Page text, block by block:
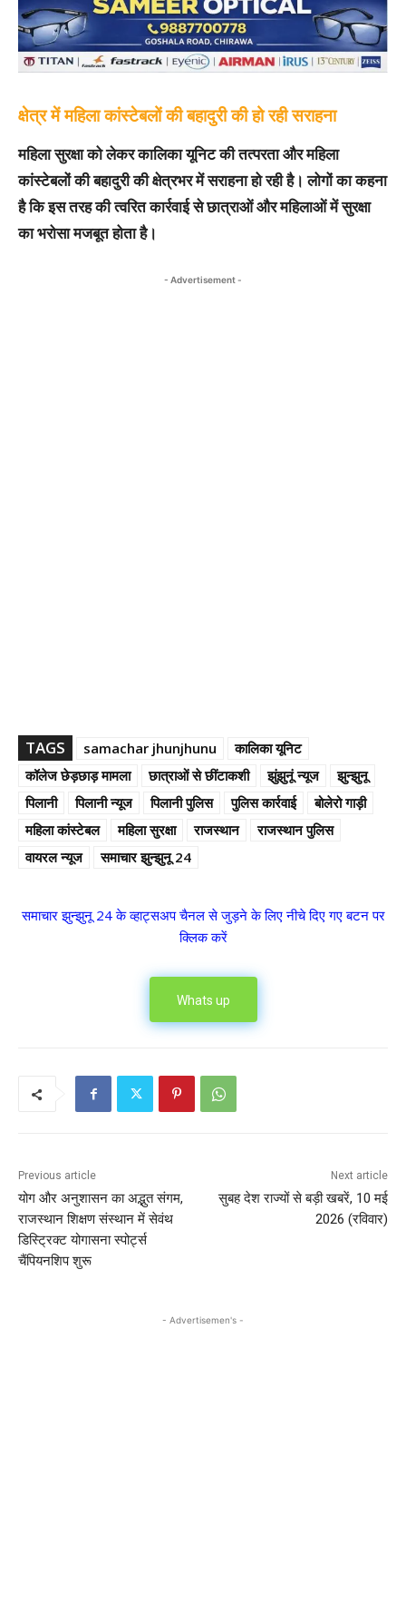
क्षेत्र में महिला कांस्टेबलों की बहादुरी की हो रही सराहना
महिला सुरक्षा को लेकर कालिका यूनिट की तत्परता और महिला
कांस्टेबलों की बहादुरी की क्षेत्रभर में सराहना हो रही है। लोगों का कहना
है कि इस तरह की त्वरित कार्रवाई से छात्राओं और महिलाओं में सुरक्षा
का भरोसा मजबूत होता है।
- Advertisement -
TAGS samachar jhunjhunu
कालिका यूनिट
कॉलेज छेड़छाड़ मामला
छात्राओं से छींटाकशी झुंझुनूं न्यूज
झुन्झुनू
पिलानी
पिलानी न्यूज पिलानी पुलिस पुलिस कार्रवाई
बोलेरो गाड़ी
महिला कांस्टेबल
महिला सुरक्षा राजस्थान
राजस्थान पुलिस
वायरल न्यूज
समाचार झुन्झुनू 24
समाचार झुन्झुनू 24 के व्हाट्सअप चैनल से जुड़ने के लिए नीचे दिए गए बटन पर
क्लिक करें
Whats up
Previous article
योग और अनुशासन का अद्भुत संगम,
राजस्थान शिक्षण संस्थान में सेवंथ
डिस्ट्रिक्ट योगासना स्पोर्ट्स
चैंपियनशिप शुरू
Next article
सुबह देश राज्यों से बड़ी खबरें, 10 मई
2026 (रविवार)
- Advertisemen's -